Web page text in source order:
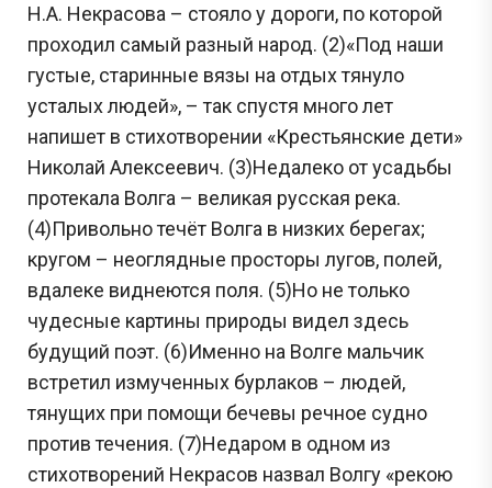
Н.А. Некрасова – стояло у дороги, по которой
проходил самый разный народ. (2)«Под наши
густые, старинные вязы на отдых тянуло
усталых людей», – так спустя много лет
напишет в стихотворении «Крестьянские дети»
Николай Алексеевич. (3)Недалеко от усадьбы
протекала Волга – великая русская река.
(4)Привольно течёт Волга в низких берегах;
кругом – неоглядные просторы лугов, полей,
вдалеке виднеются поля. (5)Но не только
чудесные картины природы видел здесь
будущий поэт. (6)Именно на Волге мальчик
встретил измученных бурлаков – людей,
тянущих при помощи бечевы речное судно
против течения. (7)Недаром в одном из
стихотворений Некрасов назвал Волгу «рекою